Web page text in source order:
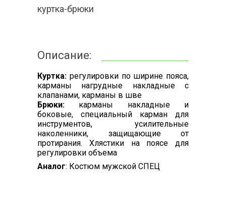
куртка-брюки
Описание:
Куртка: регулировки по ширине пояса,
карманы нагрудные накладные с
клапанами, карманы в шве
Брюки: карманы накладные и
боковые, специальный карман для
инструментов, усилительные
наколенники, защищающие от
протирания. Хлястики на поясе для
регулировки объема
Аналог: Костюм мужской СПЕЦ